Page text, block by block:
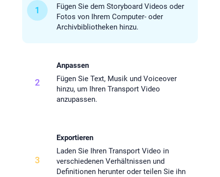
1
Fügen Sie dem Storyboard Videos oder
Fotos von Ihrem Computer- oder
Archivbibliotheken hinzu.
2
Anpassen
Fügen Sie Text, Musik und Voiceover
hinzu, um Ihren Transport Video
anzupassen.
3
Exportieren
Laden Sie Ihren Transport Video in
verschiedenen Verhältnissen und
Definitionen herunter oder teilen Sie ihn